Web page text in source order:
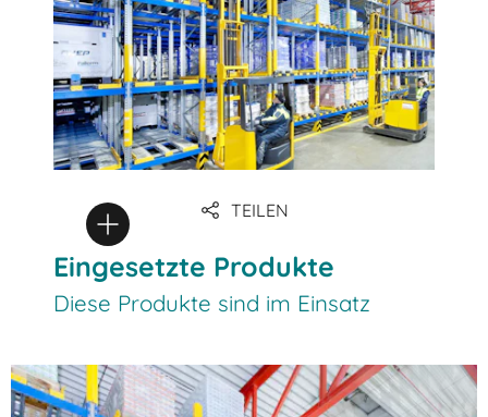
TEILEN
Eingesetzte Produkte
Diese Produkte sind im Einsatz